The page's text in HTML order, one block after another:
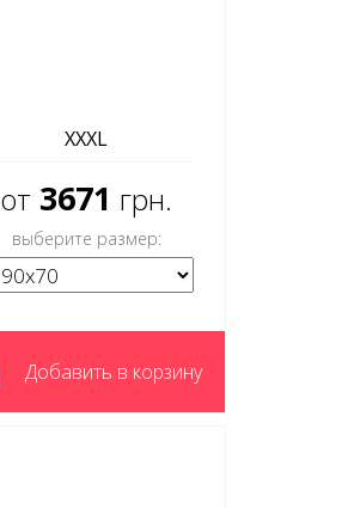
XXXL
от 3671 грн.
выберите размер:
Добавить в корзину